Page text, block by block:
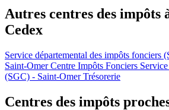
Autres centres des impôts
Cedex
Service départemental des impôts fonciers
Saint-Omer Centre Impôts Fonciers
(SGC) - Saint-Omer Trésorerie
Centres des impôts